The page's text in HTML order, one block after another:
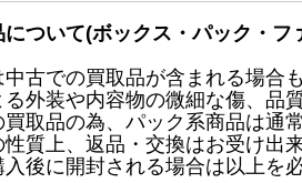
について(ボックス・パック・
古での買取品が含まれる場合
外装や内容物の微細な傷、品
買取品の為、パック系商品は通
質上、返品・交換はお受け出来
後に開封される場合は以上を